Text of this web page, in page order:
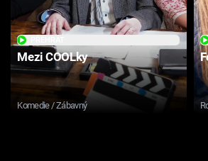
Mezi COOLky
Komedie / Zábavný